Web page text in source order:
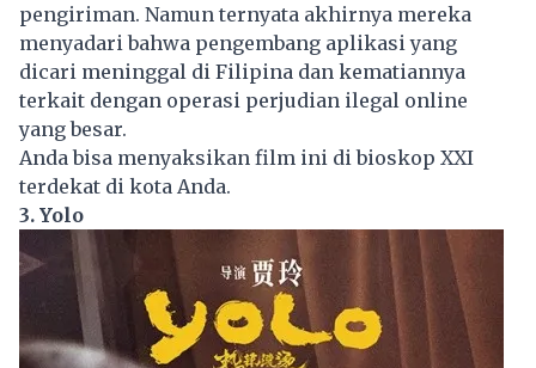
pengiriman. Namun ternyata akhirnya mereka
menyadari bahwa pengembang aplikasi yang
dicari meninggal di Filipina dan kematiannya
terkait dengan operasi perjudian ilegal online
yang besar.
Anda bisa menyaksikan film ini di bioskop XXI
terdekat di kota Anda.
3. Yolo